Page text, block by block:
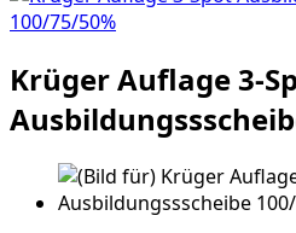
Krüger Auflage 3-